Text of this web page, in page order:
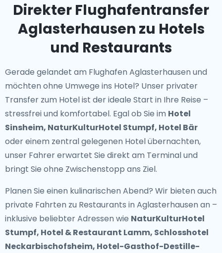
Direkter Flughafentransfer
Aglasterhausen zu Hotels
und Restaurants
Gerade gelandet am Flughafen Aglasterhausen und
möchten ohne Umwege ins Hotel? Unser privater
Transfer zum Hotelist der ideale Start in Ihre Reise –
stressfrei und komfortabel. Egal ob Sie im Hotel
Sinsheim, NaturKulturHotel Stumpf, Hotel Bär
oder einem zentral gelegenen Hotel übernachten,
unser Fahrer erwartet Sie direkt am Terminal und
bringt Sie ohne Zwischenstopp ans Ziel.
Planen Sie einen kulinarischen Abend? Wir bieten auch
private Fahrten zu Restaurants in Aglasterhausen an –
inklusive beliebter Adressen wie NaturKulturHotel
Stumpf, Hotel & Restaurant Lamm, Schlosshotel
Neckarbischofsheim, Hotel-Gasthof-Destille-